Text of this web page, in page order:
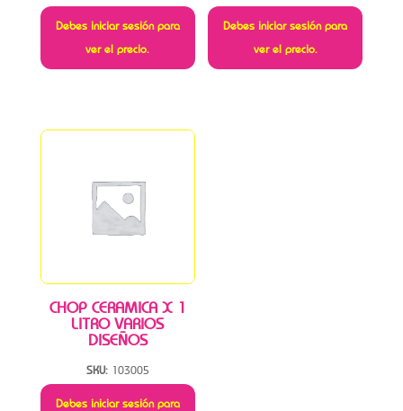
Debes iniciar sesión para
ver el precio.
Debes iniciar sesión para
ver el precio.
CHOP CERAMICA X 1
LITRO VARIOS
DISEÑOS
SKU: 103005
Debes iniciar sesión para